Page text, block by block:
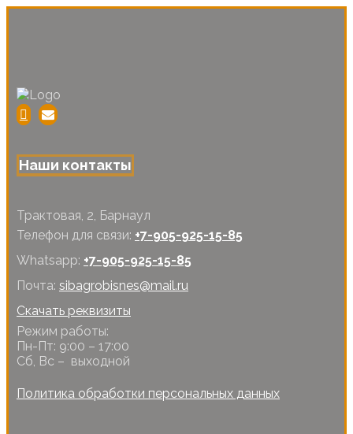
Наши контакты
Трактовая, 2, Барнаул
Телефон для связи: +7-905-925-15-85
Whatsapp: +7-905-925-15-85
Почта: sibagrobisnes@mail.ru
Скачать реквизиты
Режим работы:
Пн-Пт: 9:00 – 17:00
Сб, Вс – выходной
Политика обработки персональных данных